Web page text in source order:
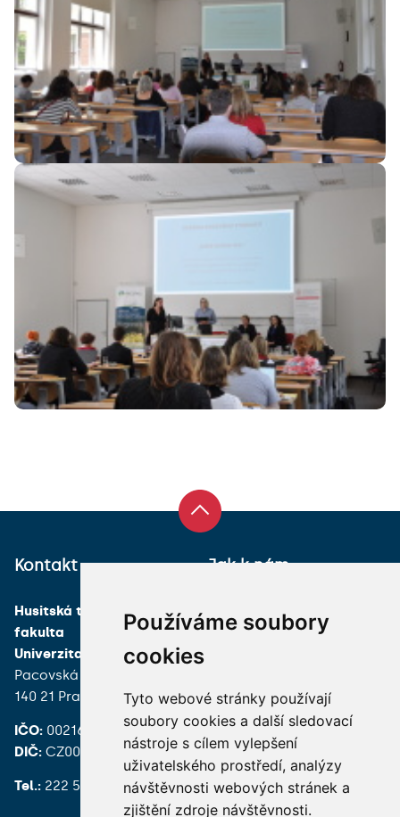
Používáme soubory
cookies
Tyto webové stránky používají
soubory cookies a další sledovací
nástroje s cílem vylepšení
uživatelského prostředí, analýzy
návštěvnosti webových stránek a
zjištění zdroje návštěvnosti.
Kontakt
Husitská teologická
fakulta
Univerzita Karlova
Pacovská 350/4
140 21 Praha 4
IČO: 00216208
DIČ: CZ00216208
Tel.: 222 539 200
Jak k nám